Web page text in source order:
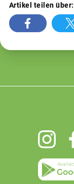
Artikel teilen über: